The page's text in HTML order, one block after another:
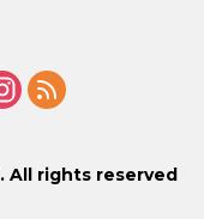
. All rights reserved